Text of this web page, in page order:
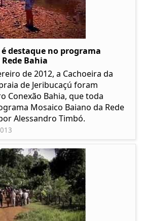
destaque no programa
Bahia
de 2012, a Cachoeira da
de Jeribucaçú foram
Conexão Bahia, que toda
Mosaico Baiano da Rede
Alessandro Timbó.